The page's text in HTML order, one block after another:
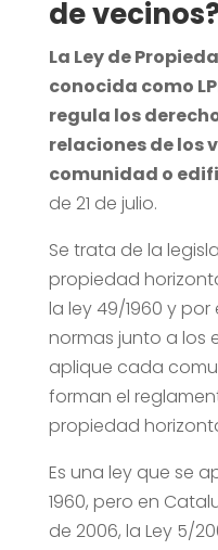
de
La Ley de
conocida como
regula los
relaciones de los
comunidad o
de 21 de julio.
Se trata de la
propiedad
la ley 49/1960 y por
normas junto a los
aplique cada
forman el
propiedad
Es una ley que se
1960, pero en
de 2006, la Ley 5/